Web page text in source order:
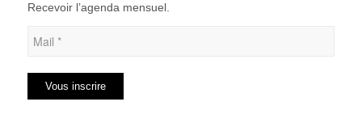
Recevoir l’agenda mensuel.